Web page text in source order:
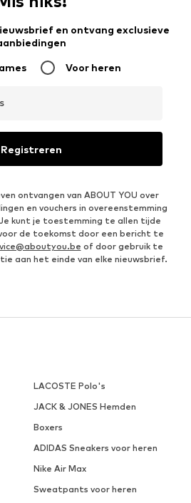
en ontvang exclusieve
Voor heren
Registreren
ontvangen van ABOUT YOU over
en vouchers in overeenstemming
kunt je toestemming te allen tijde
de toekomst door een bericht te
of door gebruik te
aan het einde van elke nieuwsbrief.
LACOSTE Polo's
JACK & JONES Hemden
Boxers
ADIDAS Sneakers voor heren
Nike Air Max
Sweatpants voor heren